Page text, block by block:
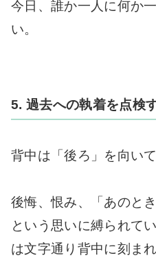
今日、誰か一人に何か
い。
5. 過去への執着を点検
背中は「後ろ」を向いて
後悔、恨み、「あのと
という思いに縛られて
は文字通り背中に刻まれ